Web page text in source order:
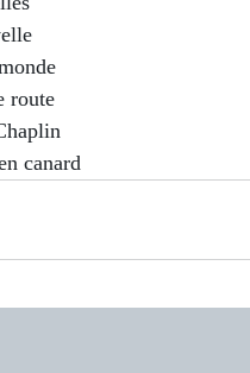
route
canard